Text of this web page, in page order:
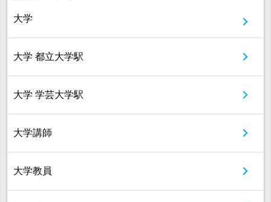
大学
大学 都立大学駅
大学 学芸大学駅
大学講師
大学教員